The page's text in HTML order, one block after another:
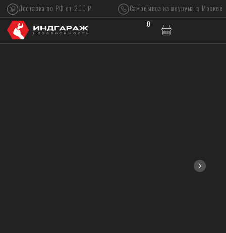
0
Самовывоз из шоурума в Москве
Доставка по РФ от 200 ₽